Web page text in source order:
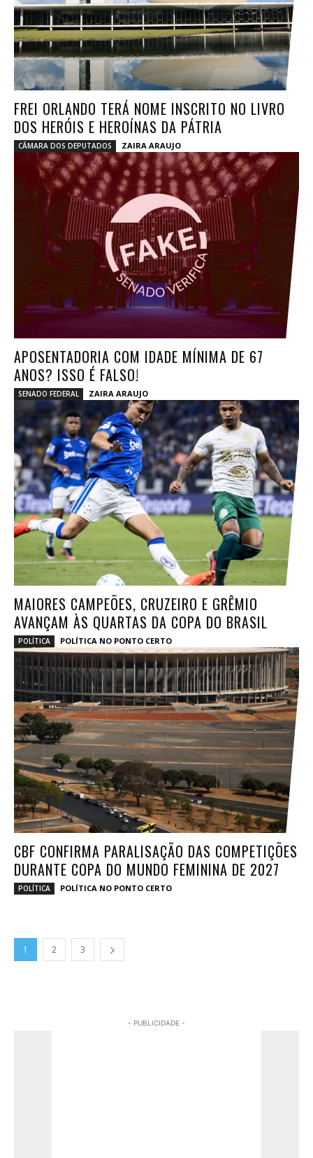
FREI ORLANDO TERÁ NOME INSCRITO NO LIVRO
DOS HERÓIS E HEROÍNAS DA PÁTRIA
CÂMARA DOS DEPUTADOS ZAIRA ARAUJO
APOSENTADORIA COM IDADE MÍNIMA DE 67
ANOS? ISSO É FALSO!
SENADO FEDERAL ZAIRA ARAUJO
MAIORES CAMPEÕES, CRUZEIRO E GRÊMIO
AVANÇAM ÀS QUARTAS DA COPA DO BRASIL
POLÍTICA POLÍTICA NO PONTO CERTO
CBF CONFIRMA PARALISAÇÃO DAS COMPETIÇÕES
DURANTE COPA DO MUNDO FEMININA DE 2027
POLÍTICA POLÍTICA NO PONTO CERTO
1 2 3
- PUBLICIDADE -